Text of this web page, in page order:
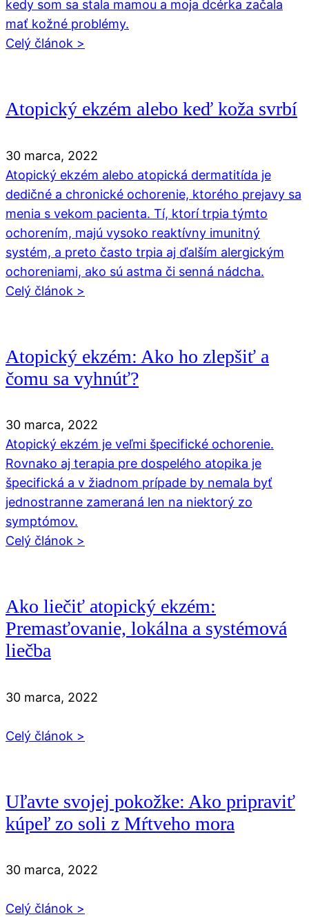
kedy som sa stala mamou a moja dcérka začala
mať kožné problémy.
Celý článok >
Atopický ekzém alebo keď koža svrbí
30 marca, 2022
Atopický ekzém alebo atopická dermatitída je
dedičné a chronické ochorenie, ktorého prejavy sa
menia s vekom pacienta. Tí, ktorí trpia týmto
ochorením, majú vysoko reaktívny imunitný
systém, a preto často trpia aj ďalším alergickým
ochoreniami, ako sú astma či senná nádcha.
Celý článok >
Atopický ekzém: Ako ho zlepšiť a
čomu sa vyhnúť?
30 marca, 2022
Atopický ekzém je veľmi špecifické ochorenie.
Rovnako aj terapia pre dospelého atopika je
špecifická a v žiadnom prípade by nemala byť
jednostranne zameraná len na niektorý zo
symptómov.
Celý článok >
Ako liečiť atopický ekzém:
Premasťovanie, lokálna a systémová
liečba
30 marca, 2022
Celý článok >
Uľavte svojej pokožke: Ako pripraviť
kúpeľ zo soli z Mŕtveho mora
30 marca, 2022
Celý článok >